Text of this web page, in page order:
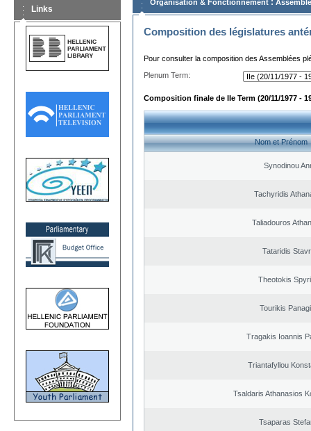
Links
Organisation & Fonctionnement :
Composition des législatures
Pour consulter la composition des Assemblées
Plenum Term:
Composition finale de IIe Term (20/11/1977 -
Nom et Prénom
Synodinou
Tachyridis
Taliadouros
Tataridis
Theotokis
Tourikis
Tragakis Ioannis
Triantafyllou
Tsaldaris Athanasios
Tsaparas